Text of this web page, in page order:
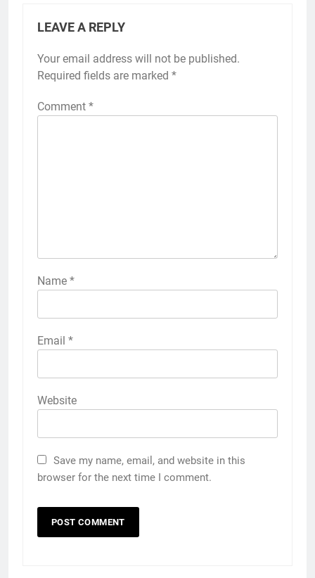
LEAVE A REPLY
Your email address will not be published.
Required fields are marked *
Comment *
Name *
Email *
Website
Save my name, email, and website in this
browser for the next time I comment.